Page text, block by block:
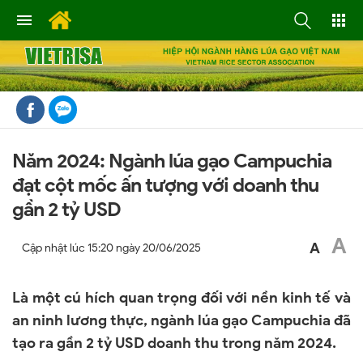
Năm 2024: Ngành lúa gạo Campuchia
đạt cột mốc ấn tượng với doanh thu
gần 2 tỷ USD
Cập nhật lúc 15:20 ngày 20/06/2025 A A
Là một cú hích quan trọng đối với nền kinh tế và
an ninh lương thực, ngành lúa gạo Campuchia đã
tạo ra gần 2 tỷ USD doanh thu trong năm 2024.